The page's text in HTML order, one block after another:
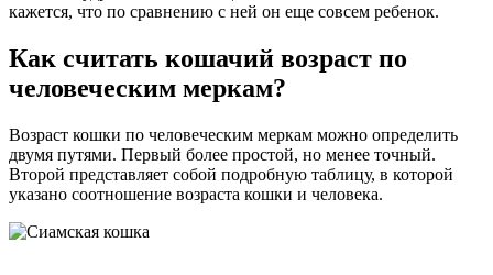
кажется, что по сравнению с ней он еще совсем ребенок.
Как считать кошачий возраст по
человеческим меркам?
Возраст кошки по человеческим меркам можно определить
двумя путями. Первый более простой, но менее точный.
Второй представляет собой подробную таблицу, в которой
указано соотношение возраста кошки и человека.